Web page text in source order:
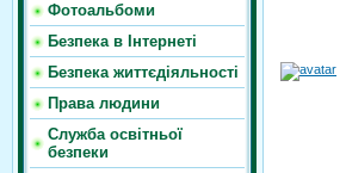
Фотоальбоми
Безпека в Інтернеті
Безпека життєдіяльності
Права людини
Служба освітньої
безпеки